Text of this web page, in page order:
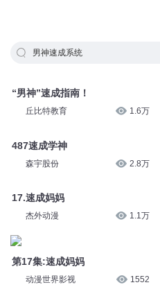
男神速成系统
“男神”速成指南！
丘比特教育 1.6万
487速成学神
森宇股份 2.8万
17.速成妈妈
杰外动漫 1.1万
第17集:速成妈妈
动漫世界影视 1552